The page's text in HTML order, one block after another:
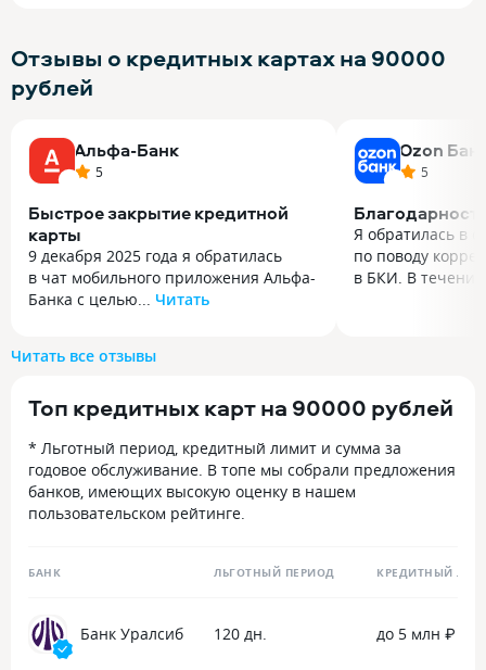
Отзывы о кредитных картах на 90000
рублей
Альфа-Банк
5
Быстрое закрытие кредитной
карты
9 декабря 2025 года я обратилась
в чат мобильного приложения Альфа-
Банка с целью... Читать
Банка с целью закрыть счет своей
практически сразу подключился
поинтересовался причиной
закрытия, и я честно ответила, что
меня не совсем устраивает
процентная ставка. Николай очень
по карте, и деликатно напомнил
включая выгодный кэшбэк. При этом
не было абсолютно никакого
Ozon
5
Я обратилась в
по поводу
в БКИ. В
проблему с
Все прошло
уровне.
Читать все отзывы
Топ кредитных карт на 90000 рублей
* Льготный период, кредитный лимит и сумма за
годовое обслуживание. В топе мы собрали предложения
банков, имеющих высокую оценку в нашем
пользовательском рейтинге.
БАНК ЛЬГОТНЫЙ ПЕРИОД КРЕДИТНЫЙ
Банк Уралсиб 120 дн. до 5 млн ₽